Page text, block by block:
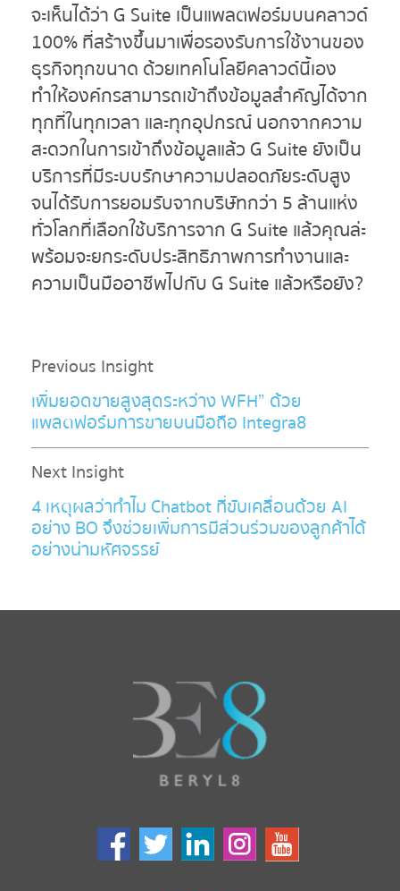
จะเห็นได้ว่า G Suite เป็นแพลตฟอร์มบนคลาวด์
100% ที่สร้างขึ้นมาเพื่อรองรับการใช้งานของ
ธุรกิจทุกขนาด ด้วยเทคโนโลยีคลาวด์นี้เอง
ทำให้องค์กรสามารถเข้าถึงข้อมูลสำคัญได้จาก
ทุกที่ในทุกเวลา และทุกอุปกรณ์ นอกจากความ
สะดวกในการเข้าถึงข้อมูลแล้ว G Suite ยังเป็น
บริการที่มีระบบรักษาความปลอดภัยระดับสูง
จนได้รับการยอมรับจากบริษัทกว่า 5 ล้านแห่ง
ทั่วโลกที่เลือกใช้บริการจาก G Suite แล้วคุณล่ะ
พร้อมจะยกระดับประสิทธิภาพการทำงานและ
ความเป็นมืออาชีพไปกับ G Suite แล้วหรือยัง?
Previous Insight
เพิ่มยอดขายสูงสุดระหว่าง WFH” ด้วย
แพลตฟอร์มการขายบนมือถือ Integra8
Next Insight
4 เหตุผลว่าทำไม Chatbot ที่ขับเคลื่อนด้วย AI
อย่าง BO จึงช่วยเพิ่มการมีส่วนร่วมของลูกค้าได้
อย่างน่ามหัศจรรย์